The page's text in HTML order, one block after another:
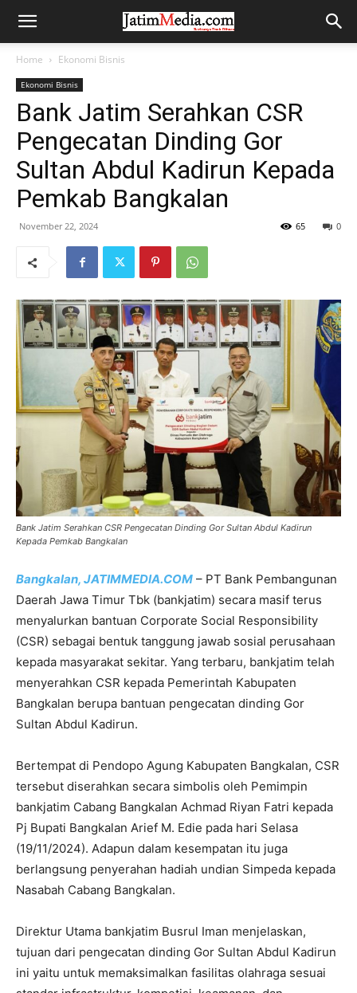
Home Ekonomi Bisnis
Ekonomi Bisnis
Bank Jatim Serahkan CSR
Pengecatan Dinding Gor
Sultan Abdul Kadirun Kepada
Pemkab Bangkalan
November 22, 2024 0
65
Bank Jatim Serahkan CSR Pengecatan Dinding Gor Sultan Abdul Kadirun
Kepada Pemkab Bangkalan
Bangkalan, JATIMMEDIA.COM – PT Bank Pembangunan
Daerah Jawa Timur Tbk (bankjatim) secara masif terus
menyalurkan bantuan Corporate Social Responsibility
(CSR) sebagai bentuk tanggung jawab sosial perusahaan
kepada masyarakat sekitar. Yang terbaru, bankjatim telah
menyerahkan CSR kepada Pemerintah Kabupaten
Bangkalan berupa bantuan pengecatan dinding Gor
Sultan Abdul Kadirun.
Bertempat di Pendopo Agung Kabupaten Bangkalan, CSR
tersebut diserahkan secara simbolis oleh Pemimpin
bankjatim Cabang Bangkalan Achmad Riyan Fatri kepada
Pj Bupati Bangkalan Arief M. Edie pada hari Selasa
(19/11/2024). Adapun dalam kesempatan itu juga
berlangsung penyerahan hadiah undian Simpeda kepada
Nasabah Cabang Bangkalan.
Direktur Utama bankjatim Busrul Iman menjelaskan,
tujuan dari pengecatan dinding Gor Sultan Abdul Kadirun
ini yaitu untuk memaksimalkan fasilitas olahraga sesuai